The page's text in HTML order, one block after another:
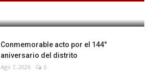
Conmemorable acto por el 144°
aniversario del distrito
Ago 7, 2026 0